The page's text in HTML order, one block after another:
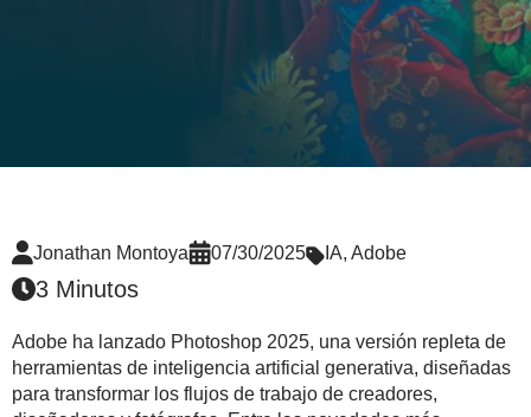
Jonathan Montoya 07/30/2025 IA, Adobe
3 Minutos
Adobe ha lanzado Photoshop 2025, una versión repleta de
herramientas de inteligencia artificial generativa, diseñadas
para transformar los flujos de trabajo de creadores,